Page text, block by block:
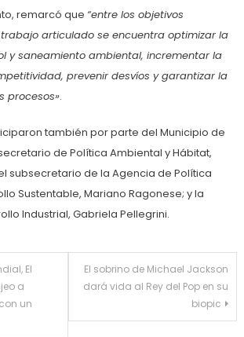
remarcó que “entre los objetivos
articulado se encuentra optimizar la
y saneamiento ambiental, incrementar la
prevenir desvíos y garantizar la
procesos».
también por parte del Municipio de
de Política Ambiental y Hábitat,
subsecretario de la Agencia de Política
Sustentable, Mariano Ragonese; y la
Industrial, Gabriela Pellegrini.
El
a
un
El sobrino de Michael Jackson
dará vida al Rey del Pop en su
biopic